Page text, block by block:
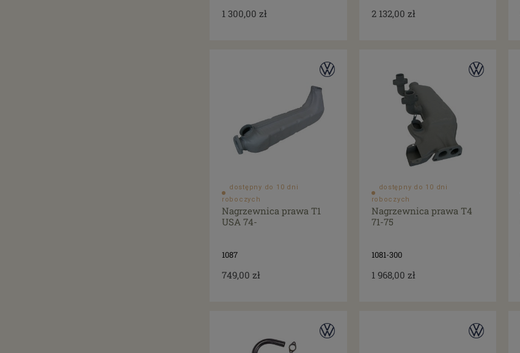
1 300,00 zł 2 132,00 zł
dostępny do 10 dni
roboczych
Nagrzewnica prawa T1
USA 74-
1087
749,00 zł
dostępny do 10 dni
roboczych
Nagrzewnica prawa T4
71-75
1081-300
1 968,00 zł